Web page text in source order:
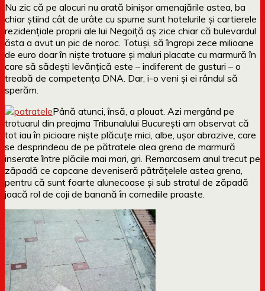
Nu zic că pe alocuri nu arată binișor amenajările astea, ba
chiar știind cât de urâte cu spume sunt hotelurile și cartierele
rezidențiale proprii ale lui Negoiță aș zice chiar că bulevardul
ăsta a avut un pic de noroc. Totuși, să îngropi zece milioane
de euro doar în niște trotuare și maluri placate cu marmură în
care să sădești levănțică este – indiferent de gusturi – o
treabă de competența DNA. Dar, i-o veni și ei rândul să
sperăm.
Până atunci, însă, a plouat. Azi mergând pe
trotuarul din preajma Tribunalului București am observat că
tot iau în picioare niște plăcuțe mici, albe, ușor abrazive, care
se desprindeau de pe pătratele alea grena de marmură
inserate între plăcile mai mari, gri. Remarcasem anul trecut pe
zăpadă ce capcane deveniseră pătrățelele astea grena,
pentru că sunt foarte alunecoase și sub stratul de zăpadă
joacă rol de coji de banană în comediile proaste.